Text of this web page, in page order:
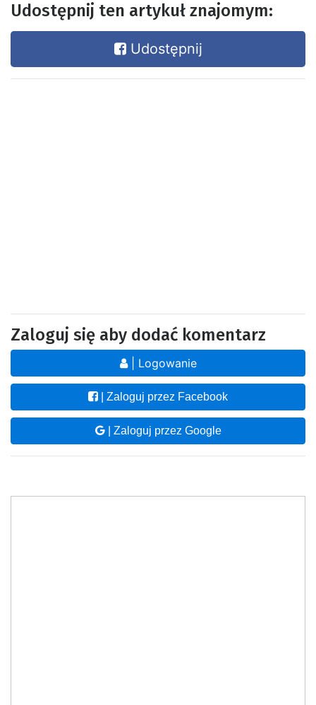
Udostępnij ten artykuł znajomym:
Udostępnij
Zaloguj się aby dodać komentarz
| Logowanie
| Zaloguj przez Facebook
| Zaloguj przez Google